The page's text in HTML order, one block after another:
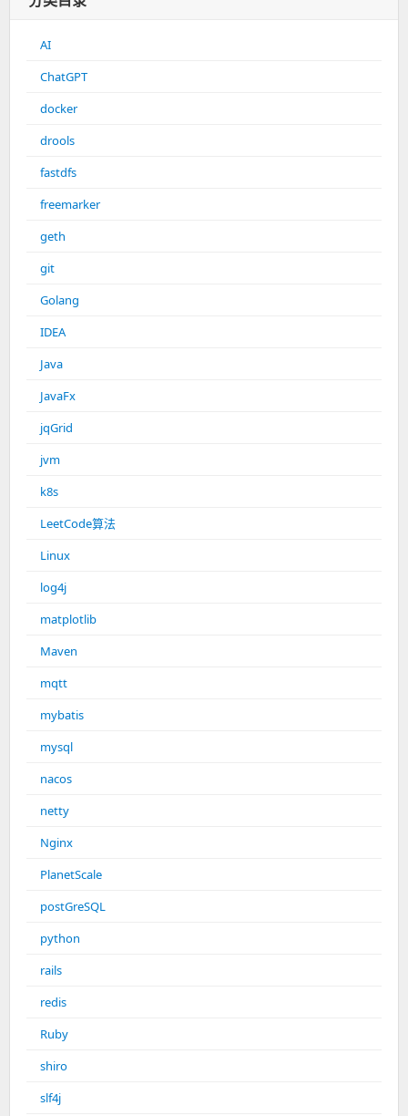
AI
ChatGPT
docker
drools
fastdfs
freemarker
geth
git
Golang
IDEA
Java
JavaFx
jqGrid
jvm
k8s
LeetCode算法
Linux
log4j
matplotlib
Maven
mqtt
mybatis
mysql
nacos
netty
Nginx
PlanetScale
postGreSQL
python
rails
redis
Ruby
shiro
slf4j